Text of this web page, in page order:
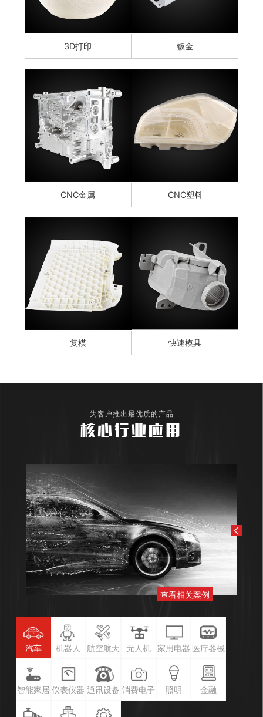
3D打印 钣金
CNC金属 CNC塑料
复模 快速模具
为客户推出最优质的产品
核心行业应用
查看相关案例
汽车 机器人 航空航天 无人机 家用电器 医疗器械
智能家居 仪表仪器 通讯设备 消费电子 照明 金融